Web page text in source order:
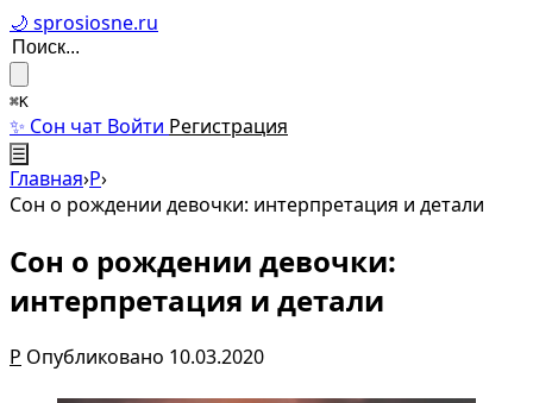
🌙 sprosiosne.ru
⌘K
✨ Сон чат Войти Регистрация
☰
Главная›Р›
Сон о рождении девочки: интерпретация и детали
Сон о рождении девочки:
интерпретация и детали
Р Опубликовано 10.03.2020